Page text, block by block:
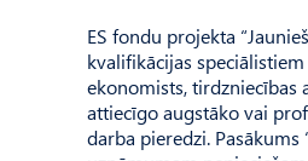
ES fondu projekta
kvalifikācijas
ekonomists, tirdzniecības
attiecīgo augstāko vai
darba pieredzi.